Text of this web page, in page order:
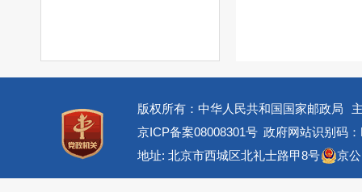
版权所有：中华人民共和国国家邮政局
京ICP备案08008301号 政府网站识别码
地址: 北京市西城区北礼士路甲8号
京